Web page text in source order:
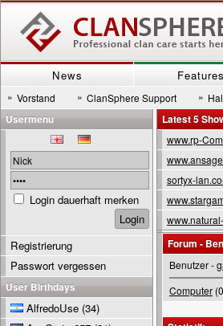
News Features
» Vorstand » ClanSphere Support »
Latest 5
www.rp-
sortyx-
Forum -
Benutzer -
Computer
Usermenu
Login dauerhaft merken
Registrierung
Passwort vergessen
User Birthdays
AlfredoUse (34)